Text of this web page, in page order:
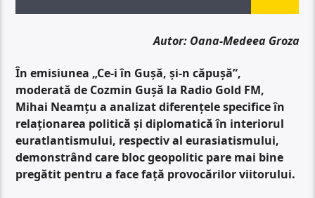
Autor: Oana-Medeea Groza
În emisiunea „Ce-i în Gușă, și-n căpușă”,
moderată de Cozmin Gușă la Radio Gold FM,
Mihai Neamțu a analizat diferențele specifice în
relaționarea politică și diplomatică în interiorul
euratlantismului, respectiv al eurasiatismului,
demonstrând care bloc geopolitic pare mai bine
pregătit pentru a face față provocărilor viitorului.